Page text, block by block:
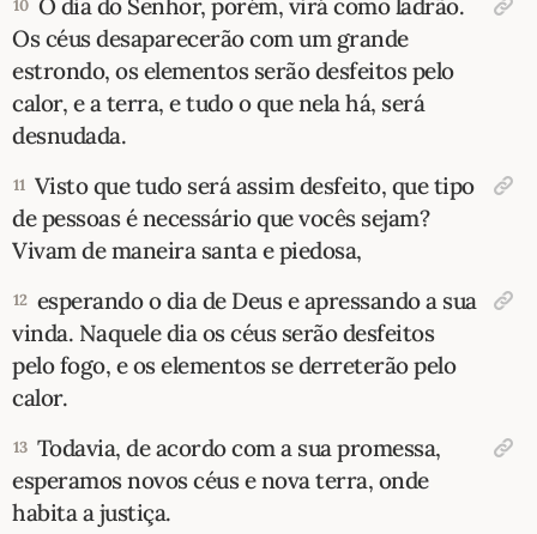
10 O dia do Senhor, porém, virá como ladrão.
Os céus desaparecerão com um grande
estrondo, os elementos serão desfeitos pelo
calor, e a terra, e tudo o que nela há, será
desnudada.
11 Visto que tudo será assim desfeito, que tipo
de pessoas é necessário que vocês sejam?
Vivam de maneira santa e piedosa,
12 esperando o dia de Deus e apressando a sua
vinda. Naquele dia os céus serão desfeitos
pelo fogo, e os elementos se derreterão pelo
calor.
13 Todavia, de acordo com a sua promessa,
esperamos novos céus e nova terra, onde
habita a justiça.